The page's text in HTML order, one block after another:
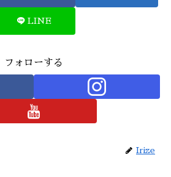
LINE
フォローする
Irize